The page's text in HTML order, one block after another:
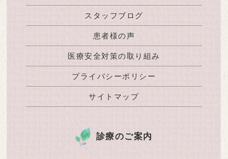
スタッフブログ
患者様の声
医療安全対策の取り組み
プライバシーポリシー
サイトマップ
診療のご案内